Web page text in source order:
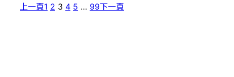
上一頁1 2 3 4 5 … 99下一頁